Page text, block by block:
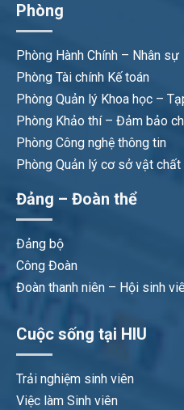
Phòng
Phòng Hành Chính – Nhân sự
Phòng Tài chính Kế toán
Phòng Quản lý Khoa học –
Phòng Khảo thí – Đảm bảo
Phòng Công nghệ thông tin
Phòng Quản lý cơ sở vật chất
Đảng – Đoàn thể
Đảng bộ
Công Đoàn
Đoàn thanh niên – Hội sinh
Cuộc sống tại HIU
Trải nghiệm sinh viên
Việc làm Sinh viên